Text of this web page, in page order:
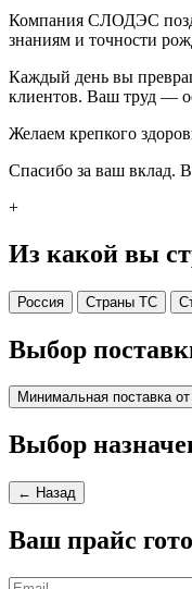
Компания СЛОДЭС
знаниям и точности
Каждый день вы
клиентов. Ваш труд —
Желаем крепкого
Спасибо за ваш вклад.
+
Из какой вы
Россия Страны ТС
Выбор
Минимальная поставка
Выбор
← Назад
Ваш прайс